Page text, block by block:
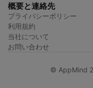
概要と連絡先
プライバシーポリシー
利用規約
当社について
お問い合わせ
© AppMind